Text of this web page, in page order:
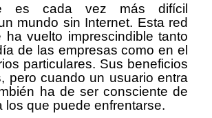
es cada vez más difícil
mundo sin Internet. Esta red
vuelto imprescindible tanto
de las empresas como en el
particulares. Sus beneficios
pero cuando un usuario entra
ha de ser consciente de
los que puede enfrentarse.